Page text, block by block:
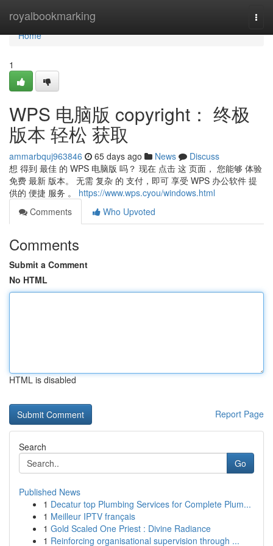
royalbookmarking
Home
Home
1
WPS 电脑版 copyright： 终极
版本 轻松 获取
ammarbquj963846 65 days ago News
Discuss
想 得到 最佳 的 WPS 电脑版 吗？ 现在 点击 这 页面， 您能够 体验
免费 最新 版本。 无需 复杂 的 支付，即可 享受 WPS 办公软件 提
供的 便捷 服务 。 https://www.wps.cyou/windows.html
Comments
Who Upvoted
Comments
Submit a Comment
No HTML
HTML is disabled
Report Page
Search
Go
Published News
1 Decatur top Plumbing Services for Complete Plum...
1 Meilleur IPTV français
1 Gold Scaled One Priest : Divine Radiance
1 Reinforcing organisational supervision through ...